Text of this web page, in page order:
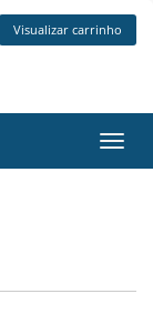
Visualizar carrinho